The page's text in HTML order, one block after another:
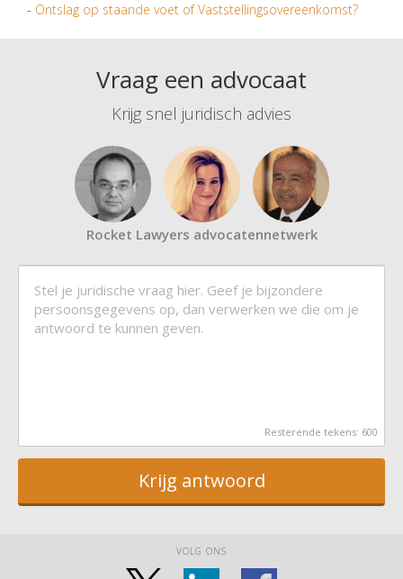
- Ontslag op staande voet of Vaststellingsovereenkomst?
Vraag een advocaat
Krijg snel juridisch advies
Rocket Lawyers advocatennetwerk
Resterende tekens: 600
Krijg antwoord
VOLG ONS